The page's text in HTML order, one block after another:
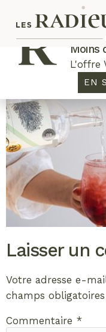
Laisser un
Votre adresse e-
champs
Commentaire *
Plus
Moins
L'offre
EN